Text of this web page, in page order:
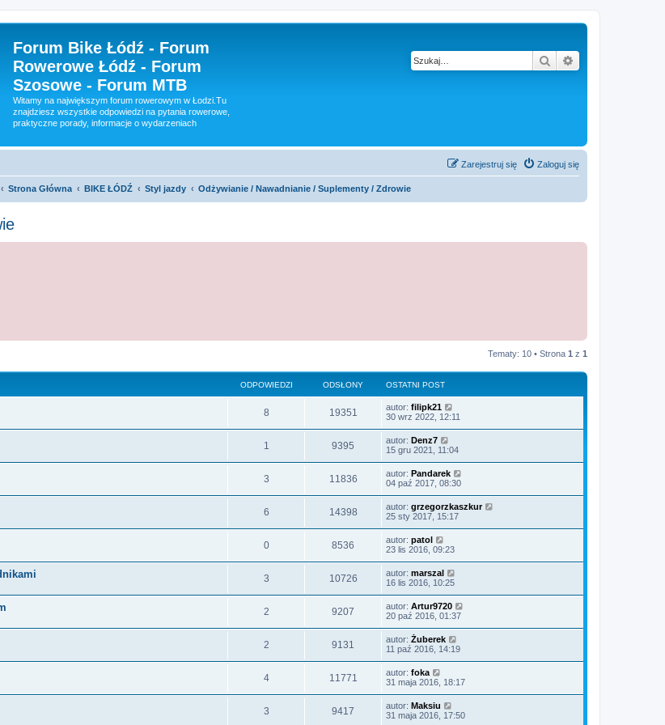
Forum Bike Łódź - Forum
Rowerowe Łódź - Forum
Szosowe - Forum MTB
Witamy na największym forum rowerowym w Łodzi.Tu
znajdziesz wszystkie odpowiedzi na pytania rowerowe,
praktyczne porady, informacje o wydarzeniach
Szukaj
Zaloguj się
Zarejestruj się
Strona Główna BIKE ŁÓDŹ Styl jazdy Odżywianie / Nawadnianie / Suplementy / Zdrowie
Tematy: 10 • Strona 1 z 1
ODPOWIEDZI ODSŁONY OSTATNI POST
8 19351 autor: filipk21
30 wrz 2022, 12:11
1 9395 autor: Denz7
15 gru 2021, 11:04
3 11836 autor: Pandarek
04 paź 2017, 08:30
6 14398 autor: grzegorzkaszkur
25 sty 2017, 15:17
0 8536 autor: patol
23 lis 2016, 09:23
3 10726 autor: marszal
16 lis 2016, 10:25
2 9207 autor: Artur9720
20 paź 2016, 01:37
2 9131 autor: Żuberek
11 paź 2016, 14:19
4 11771 autor: foka
31 maja 2016, 18:17
3 9417 autor: Maksiu
31 maja 2016, 17:50